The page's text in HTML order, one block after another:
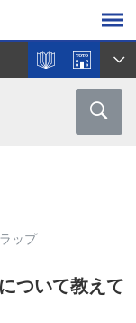
ップ
ついて教えて